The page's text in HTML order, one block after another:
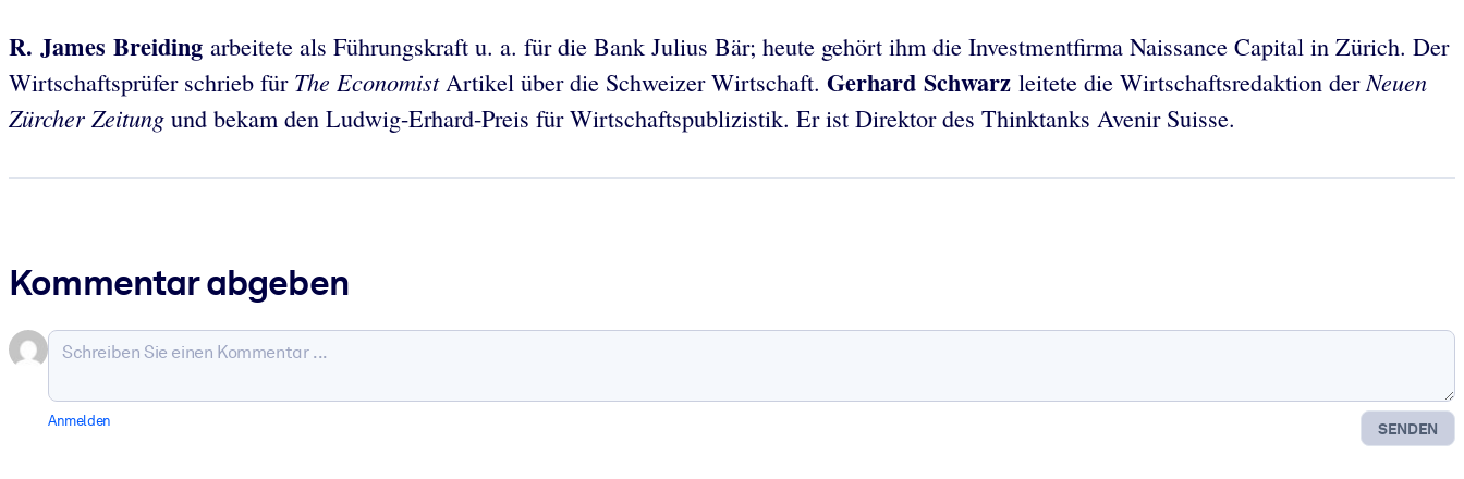
R. James Breiding arbeitete als Führungskraft u. a. für die Bank Julius Bär; heute gehört ihm die Investmentfirma Naissance Capital in Zürich. Der
Wirtschaftsprüfer schrieb für The EconomistArtikel über die Schweizer Wirtschaft. Gerhard Schwarz leitete die Wirtschaftsredaktion derNeuen
Zürcher Zeitung und bekam den Ludwig-Erhard-Preis für Wirtschaftspublizistik. Er ist Direktor des Thinktanks Avenir Suisse.
Kommentar abgeben
SENDEN
Anmelden